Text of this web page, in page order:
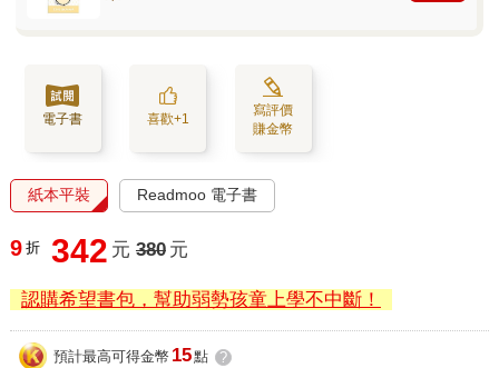
電子書 喜歡+1
寫評價
賺金幣
紙本平裝 Readmoo 電子書
9 折 342 元 380 元
認購希望書包，幫助弱勢孩童上學不中斷！
預計最高可得金幣 15點 ?